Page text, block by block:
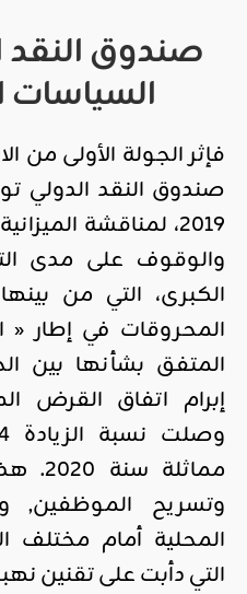
صندوق
السياسات
فإثر الجولة الأولى من
2019، لمناقشة
والوقوف على مدى
الكبرى، التي من
المحروقات في إطار «
المتفق بشأنها بين
وتسريح الموظفين,
المحلية أمام مختلف
التي دأبت على تقنين